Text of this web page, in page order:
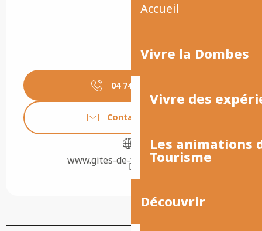
Accueil
Vivre la Dombes
Vivre des
Les animations
Tourisme
Découvrir
04 74 23 82
Contactez-nous
www.gites-de-france-ain.com